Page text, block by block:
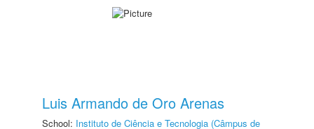
Luis Armando de Oro Arenas
School: Instituto de Ciência e Tecnologia (Câmpus de